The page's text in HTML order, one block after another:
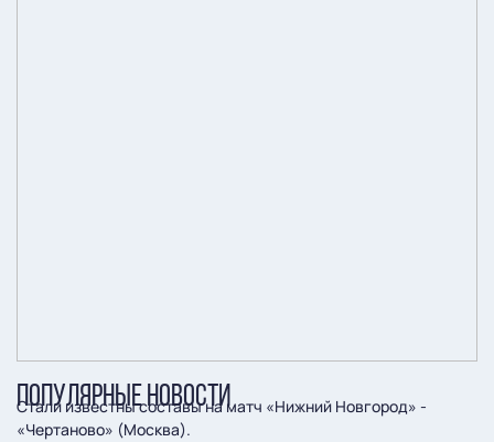
Стали известны составы на матч «Нижний Новгород» -
«Чертаново» (Москва).
ПОПУЛЯРНЫЕ НОВОСТИ